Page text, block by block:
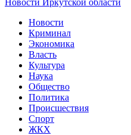
Новости Иркутской области
Новости
Криминал
Экономика
Власть
Культура
Наука
Общество
Политика
Происшествия
Спорт
ЖКХ